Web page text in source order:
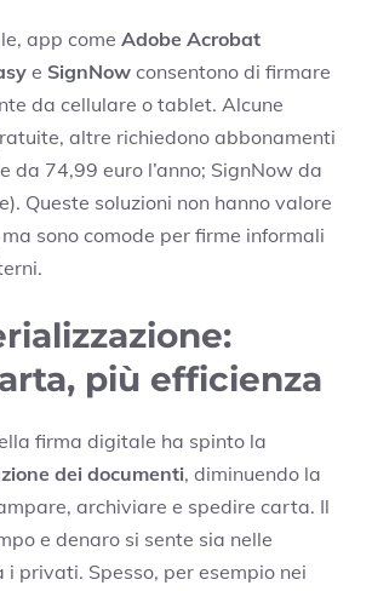
app come Adobe Acrobat
e SignNow consentono di firmare
da cellulare o tablet. Alcune
altre richiedono abbonamenti
da 74,99 euro l’anno; SignNow da
Queste soluzioni non hanno valore
sono comode per firme informali
più efficienza
firma digitale ha spinto la
dei documenti, diminuendo la
archiviare e spedire carta. Il
e denaro si sente sia nelle
i privati. Spesso, per esempio nei